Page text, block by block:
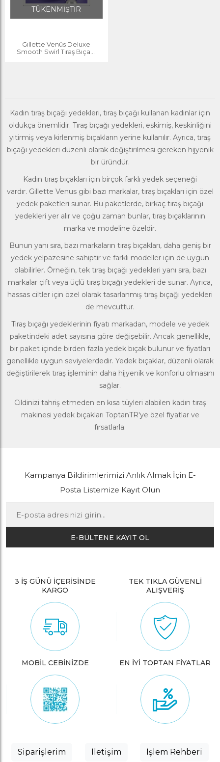
TÜKENMİŞTİR
Gillette Venüs Deluxe
Smooth Swirl Tıraş Bıçağı
Kadın tıraş bıçağı yedekleri, tıraş bıçağı kullanan kadınlar için
oldukça önemlidir. Tıraş bıçağı yedekleri, eskimiş, keskinliğini
yitirmiş veya kirlenmiş bıçakların yerine kullanılır. Ayrıca, tıraş
bıçağı yedekleri düzenli olarak değiştirilmesi gereken hijyenik
bir üründür.
Kadın tıraş bıçakları için birçok farklı yedek seçeneği
vardır. Gillette Venusgibi bazı markalar, tıraş bıçakları için özel
yedek paketleri sunar. Bu paketlerde, birkaç tıraş bıçağı
yedekleri yer alır ve çoğu zaman bunlar, tıraş bıçaklarının
marka ve modeline özeldir.
Bunun yanı sıra, bazı markaların tıraş bıçakları, daha geniş bir
yedek yelpazesine sahiptir ve farklı modeller için de uygun
olabilirler. Örneğin, tek tıraş bıçağı yedekleri yanı sıra, bazı
markalar çift veya üçlü tıraş bıçağı yedekleri de sunar. Ayrıca,
hassas ciltler için özel olarak tasarlanmış tıraş bıçağı yedekleri
de mevcuttur.
Tıraş bıçağı yedeklerinin fiyatı markadan, modele ve yedek
paketindeki adet sayısına göre değişebilir. Ancak genellikle,
bir paket içinde birden fazla yedek bıçak bulunur ve fiyatları
genellikle uygun seviyelerdedir. Yedek bıçaklar, düzenli olarak
değiştirilerek tıraş işleminin daha hijyenik ve konforlu olmasını
sağlar.
Cildinizi tahriş etmeden en kısa tüyleri alabilen kadın tıraş
makinesi yedek bıçakları ToptanTR'ye özel fiyatlar ve
fırsatlarla.
Kampanya Bildirimlerimizi Anlık Almak İçin E-
Posta Listemize Kayıt Olun
E-BÜLTENE KAYIT OL
3 İŞ GÜNÜ İÇERİSİNDE
KARGO
TEK TIKLA GÜVENLİ
ALIŞVERİŞ
MOBİL CEBİNİZDE EN İYİ TOPTAN FİYATLAR
Siparişlerim İletişim İşlem Rehberi